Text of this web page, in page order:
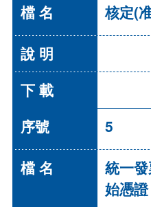
核定(
5
統一
始憑證